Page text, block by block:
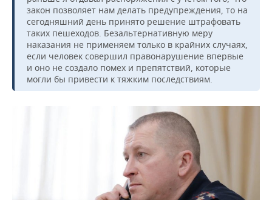
закон позволяет нам делать предупреждения, то на
сегодняшний день принято решение штрафовать
таких пешеходов. Безальтернативную меру
наказания не применяем только в крайних случаях,
если человек совершил правонарушение впервые
и оно не создало помех и препятствий, которые
могли бы привести к тяжким последствиям.